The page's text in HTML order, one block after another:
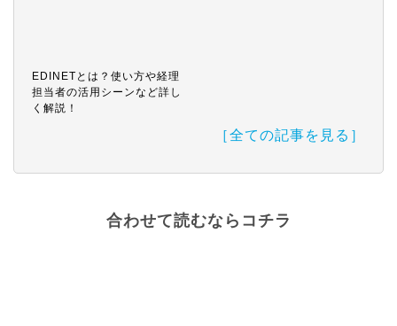
EDINETとは？使い方や経理
担当者の活用シーンなど詳し
く解説！
［全ての記事を見る］
合わせて読むならコチラ